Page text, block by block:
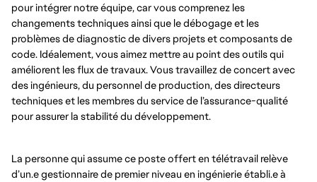
pour intégrer notre équipe, car vous comprenez les
changements techniques ainsi que le débogage et les
problèmes de diagnostic de divers projets et composants de
code. Idéalement, vous aimez mettre au point des outils qui
améliorent les flux de travaux. Vous travaillez de concert avec
des ingénieurs, du personnel de production, des directeurs
techniques et les membres du service de l’assurance-qualité
pour assurer la stabilité du développement.
La personne qui assume ce poste offert en télétravail relève
d’un.e gestionnaire de premier niveau en ingénierie établi.e à